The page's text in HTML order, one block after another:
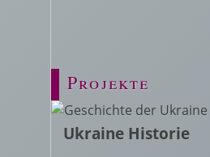
Projekte
Ukraine Historie